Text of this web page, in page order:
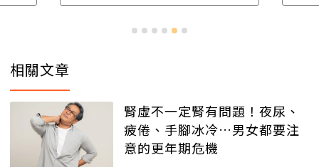
相關文章
腎虛不一定腎有問題！夜尿、
疲倦、手腳冰冷…男女都要注
意的更年期危機